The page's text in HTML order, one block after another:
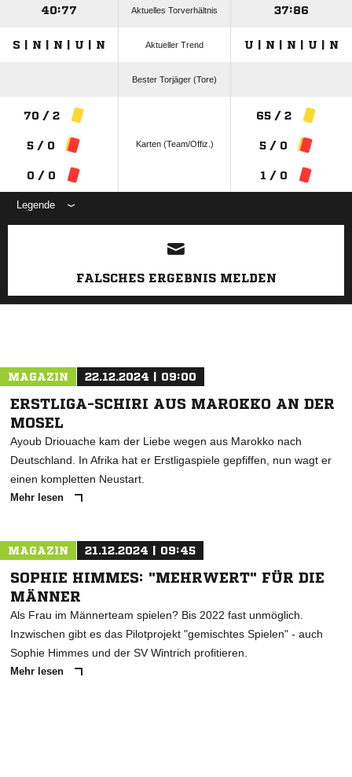
40:77 Aktuelles Torverhältnis 37:86
S | N | N | U | N Aktueller Trend U | N | N | U | N
Bester Torjäger (Tore)
70 / 2
5 / 0
0 / 0
Karten (Team/Offiz.)
65 / 2
5 / 0
1 / 0
Legende
ANZEIGE
FALSCHES ERGEBNIS MELDEN
MAGAZIN 22.12.2024 | 09:00
ERSTLIGA-SCHIRI AUS MAROKKO AN DER
MOSEL
Ayoub Driouache kam der Liebe wegen aus Marokko nach
Deutschland. In Afrika hat er Erstligaspiele gepfiffen, nun wagt er
einen kompletten Neustart.
Mehr lesen
MAGAZIN 21.12.2024 | 09:45
SOPHIE HIMMES: "MEHRWERT" FÜR DIE
MÄNNER
Als Frau im Männerteam spielen? Bis 2022 fast unmöglich.
Inzwischen gibt es das Pilotprojekt "gemischtes Spielen" - auch
Sophie Himmes und der SV Wintrich profitieren.
Mehr lesen